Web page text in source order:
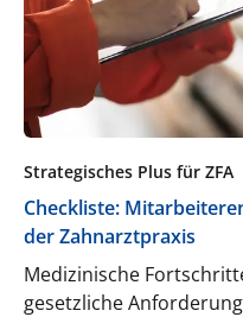
Strategisches Plus für ZFA
Checkliste:
der Zahnarztpraxis
Medizinische
gesetzliche